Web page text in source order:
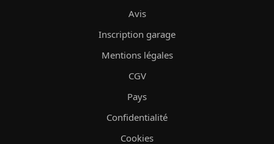
Avis
Inscription garage
Mentions légales
CGV
Pays
Confidentialité
Cookies